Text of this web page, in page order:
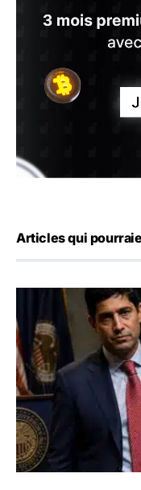
Articles qui
Emploi américain :